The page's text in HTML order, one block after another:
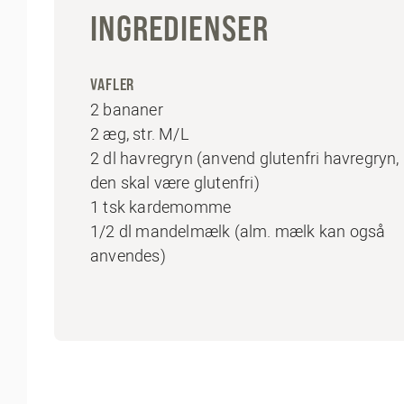
INGREDIENSER
VAFLER
2 bananer
2 æg, str. M/L
2 dl havregryn (anvend glutenfri havregryn,
den skal være glutenfri)
1 tsk kardemomme
1/2 dl mandelmælk (alm. mælk kan også
anvendes)